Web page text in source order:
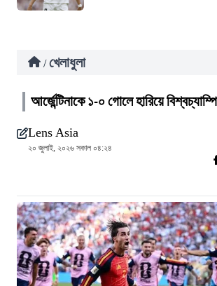
/ খেলাধুলা
আর্জেন্টিনাকে ১-০ গোলে হারিয়ে
Lens Asia
২০ জুলাই, ২০২৬ সকাল ০৪:২৪